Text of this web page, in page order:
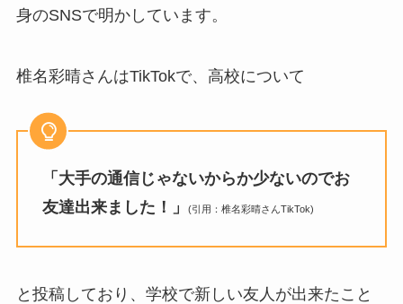
身のSNSで明かしています。
椎名彩晴さんはTikTokで、高校について
「大手の通信じゃないからか少ないのでお
友達出来ました！」
(引用：椎名彩晴さんTikTok)
と投稿しており、学校で新しい友人が出来たこと